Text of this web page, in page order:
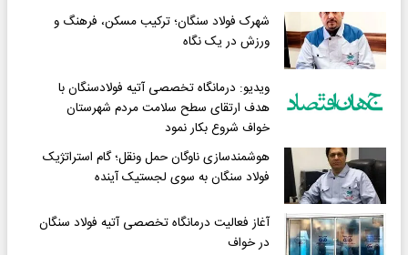
شهرک فولاد سنگان؛ ترکیب مسکن، فرهنگ و
ورزش در یک نگاه
ویدیو: درمانگاه تخصصی آتیه فولادسنگان با
هدف ارتقای سطح سلامت مردم شهرستان
خواف شروع بکار نمود
هوشمندسازی ناوگان حمل ونقل؛ گام استراتژیک
فولاد سنگان به سوی لجستیک آینده
آغاز فعالیت درمانگاه تخصصی آتیه فولاد سنگان
در خواف